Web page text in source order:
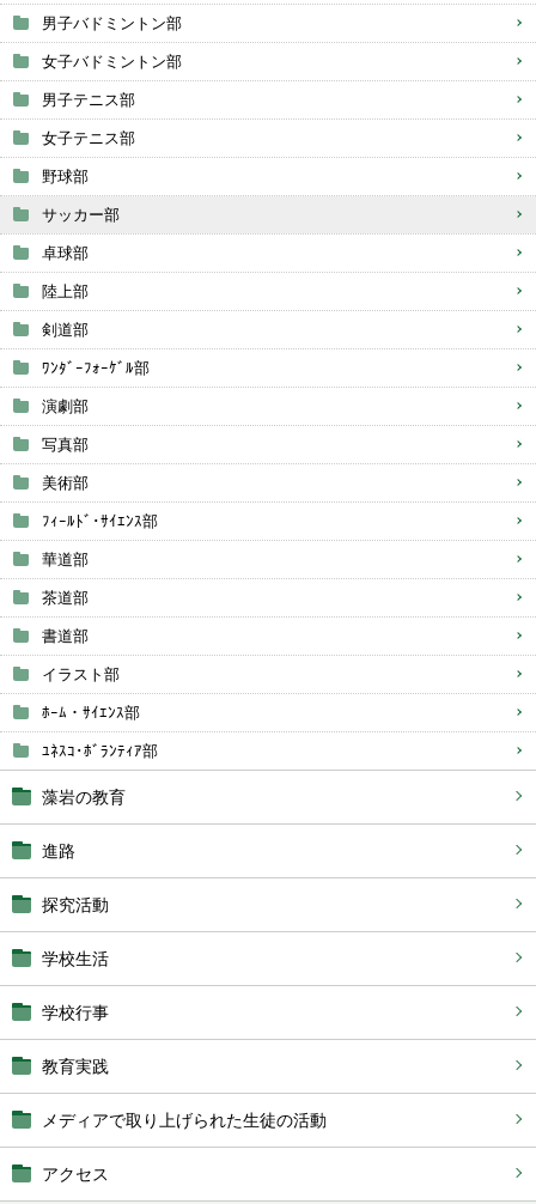
男子バドミントン部
女子バドミントン部
男子テニス部
女子テニス部
野球部
サッカー部
卓球部
陸上部
剣道部
ﾜﾝﾀﾞｰﾌｫｰｹﾞﾙ部
演劇部
写真部
美術部
ﾌｨｰﾙﾄﾞ･ｻｲｴﾝｽ部
華道部
茶道部
書道部
イラスト部
ﾎｰﾑ・ｻｲｴﾝｽ部
ﾕﾈｽｺ･ﾎﾞﾗﾝﾃｨｱ部
藻岩の教育
進路
探究活動
学校生活
学校行事
教育実践
メディアで取り上げられた生徒の活動
アクセス